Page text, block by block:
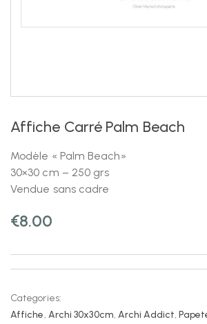
Affiche Carré Palm Beach
Modèle « Palm Beach»
30×30 cm – 250 grs
Vendue sans cadre
€8.00
Categories:
Affiche, Archi 30x30cm, Archi Addict,